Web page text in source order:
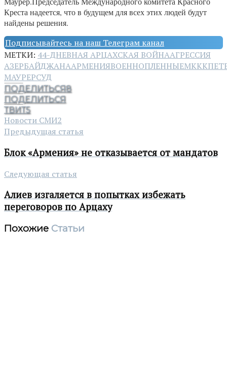
Креста надеется, что в будущем для всех этих людей будут
найдены решения.
Подписывайтесь на наш Телеграм канал
МЕТКИ: 44-ДНЕВНАЯ АРЦАХСКАЯ ВОЙНААГРЕССИЯ
АЗЕРБАЙДЖАНААРМЕНИЯВОЕННОПЛЕННЫЕМККК
МАУРЕРСУД
ПОДЕЛИТЬСЯ8
ПОДЕЛИТЬСЯ
ТВИТ5
Новости СМИ2
Предыдущая статья
Блок «Армения» не отказывается от мандатов
Следующая статья
Алиев изгаляется в попытках избежать
переговоров по Арцаху
Похожие Статьи